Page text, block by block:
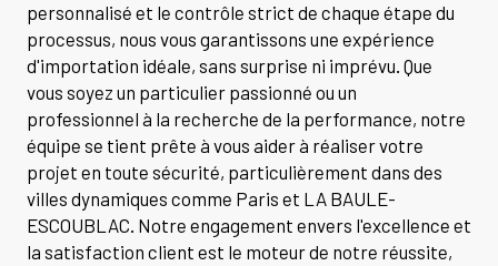
personnalisé et le contrôle strict de chaque étape du
processus, nous vous garantissons une expérience
d'importation idéale, sans surprise ni imprévu. Que
vous soyez un particulier passionné ou un
professionnel à la recherche de la performance, notre
équipe se tient prête à vous aider à réaliser votre
projet en toute sécurité, particulièrement dans des
villes dynamiques comme Paris et LA BAULE-
ESCOUBLAC. Notre engagement envers l'excellence et
la satisfaction client est le moteur de notre réussite,